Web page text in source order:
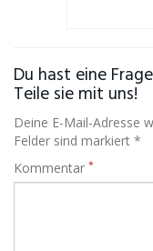
Du hast eine
Teile sie mit uns!
Deine E-Mail-Adresse
Felder sind markiert *
Kommentar *